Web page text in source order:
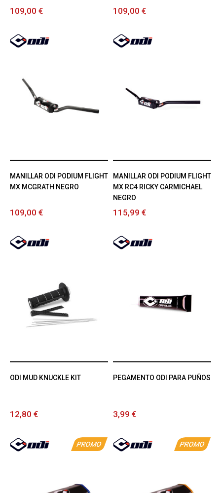
109,00 € 109,00 €
MANILLAR ODI PODIUM FLIGHT
MX MCGRATH NEGRO
109,00 €
MANILLAR ODI PODIUM FLIGHT
MX RC4 RICKY CARMICHAEL
NEGRO
115,99 €
ODI MUD KNUCKLE KIT
12,80 €
PEGAMENTO ODI PARA PUÑOS
3,99 €
PROMO PROMO